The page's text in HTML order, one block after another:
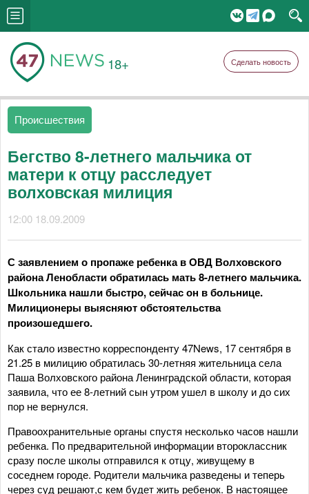
18+ Сделать новость
Происшествия
Бегство 8-летнего мальчика от
матери к отцу расследует
волховская милиция
12:00 18.09.2009
С заявлением о пропаже ребенка в ОВД Волховского
района Ленобласти обратилась мать 8-летнего мальчика.
Школьника нашли быстро, сейчас он в больнице.
Милиционеры выясняют обстоятельства
произошедшего.
Как стало известно корреспонденту 47News, 17 сентября в
21.25 в милицию обратилась 30-летняя жительница села
Паша Волховского района Ленинградской области, которая
заявила, что ее 8-летний сын утром ушел в школу и до сих
пор не вернулся.
Правоохранительные органы спустя несколько часов нашли
ребенка. По предварительной информации второклассник
сразу после школы отправился к отцу, живущему в
соседнем городе. Родители мальчика разведены и теперь
через суд решают,с кем будет жить ребенок. В настоящее